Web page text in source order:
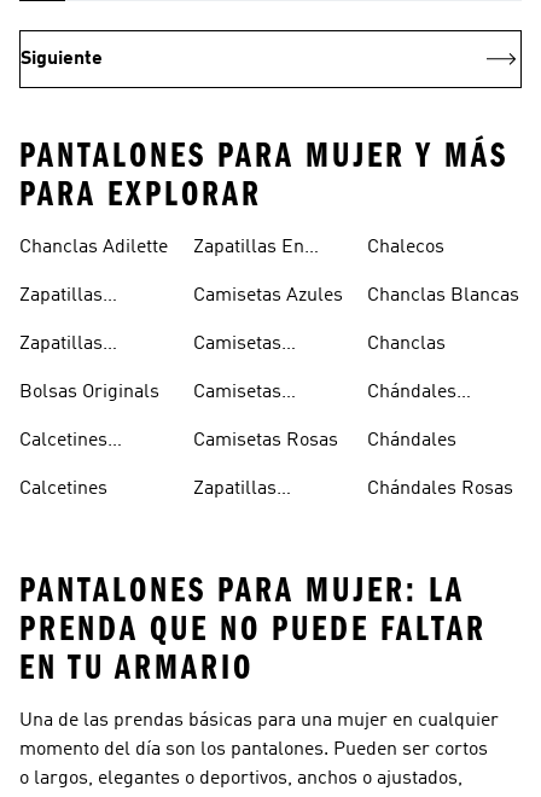
Siguiente
PANTALONES PARA MUJER Y MÁS
PARA EXPLORAR
Chanclas Adilette
Zapatillas
Zapatillas
Blancas
Bolsas Originals
Calcetines
Blancos
Calcetines
Zapatillas En
Camisetas Azules
Camisetas
Camisetas
Camisetas Rosas
Zapatillas
Chalecos
Chanclas Blancas
Chanclas
Chándales
Chándales
Chándales Rosas
PANTALONES PARA MUJER: LA
PRENDA QUE NO PUEDE FALTAR
EN TU ARMARIO
Una de las prendas básicas para una mujer en cualquier
momento del día son los pantalones. Pueden ser cortos
o largos, elegantes o deportivos, anchos o ajustados,